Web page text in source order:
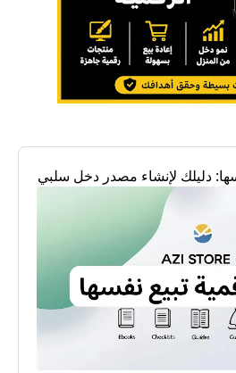
دليلك لإنشاء مصدر دخل سلبي